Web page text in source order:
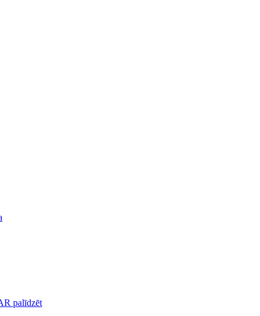
palīdzēt